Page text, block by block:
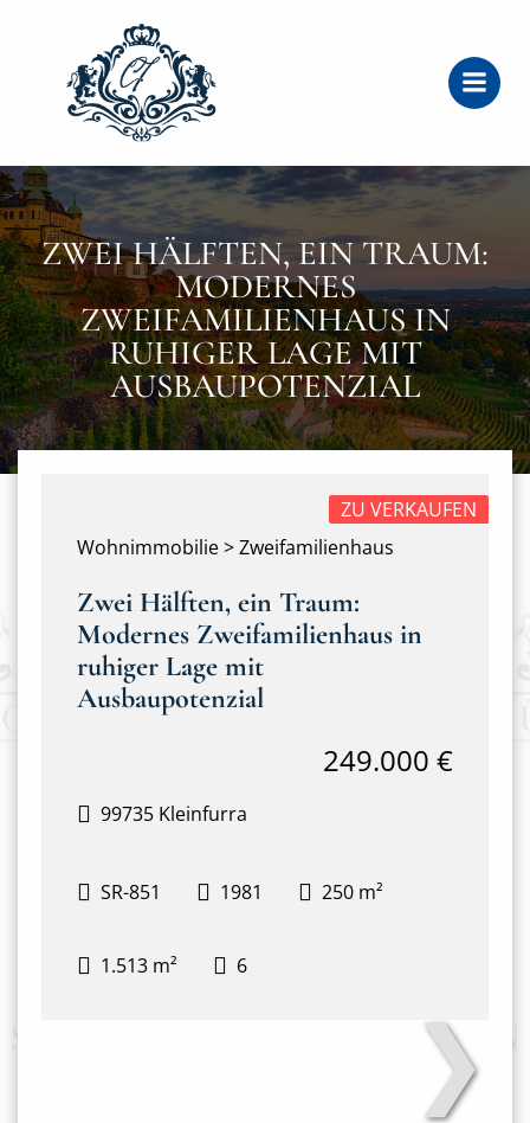
ZWEI HÄLFTEN, EIN TRAUM:
MODERNES
ZWEIFAMILIENHAUS IN
RUHIGER LAGE MIT
AUSBAUPOTENZIAL
Wohnimmobilie > Zweifamilienhaus
ZU VERKAUFEN
Zwei Hälften, ein Traum:
Modernes Zweifamilienhaus in
ruhiger Lage mit
Ausbaupotenzial
99735 Kleinfurra
249.000 €
SR-851 1981 250 m²
1.513 m² 6
❯